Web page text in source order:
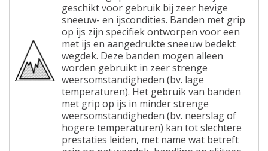
geschikt voor gebruik bij zeer hevige
sneeuw- en ijscondities. Banden met grip
op ijs zijn specifiek ontworpen voor een
met ijs en aangedrukte sneeuw bedekt
wegdek. Deze banden mogen alleen
worden gebruikt in zeer strenge
weersomstandigheden (bv. lage
temperaturen). Het gebruik van banden
met grip op ijs in minder strenge
weersomstandigheden (bv. neerslag of
hogere temperaturen) kan tot slechtere
prestaties leiden, met name wat betreft